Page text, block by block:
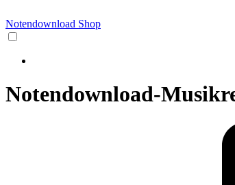
Notendownload Shop
Notendownload-